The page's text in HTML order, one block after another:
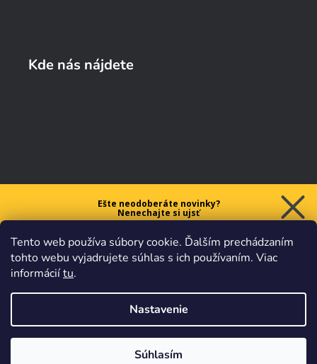
Tento web používa súbory cookie. Ďalším prechádzaním
tohto webu vyjadrujete súhlas s ich používaním. Viac
informáciítu.
Nastavenie
Súhlasím
Kde nás nájdete
Ešte neodoberáte novinky?
Nenechajte si ujsť
na prvý nákup nad 40 €.
Chcem zľavu
obchodnými podmienkami.